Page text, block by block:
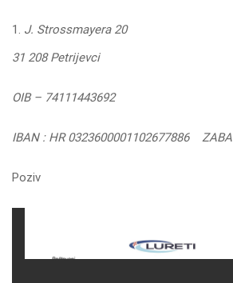
J. Strossmayera 20
31 208 Petrijevci
OIB – 74111443692
IBAN : HR 0323600001102677886ZABA
Poziv